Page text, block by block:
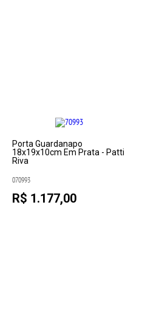
Porta Guardanapo
18x19x10cm Em Prata - Patti
Riva
070993
R$ 1.177,00